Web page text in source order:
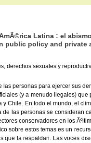
Latina : el
public policy and private
derechos sexuales y
personas para ejercer sus
(y a menudo ilegales)
Chile. En todo el mundo, el
las personas se
conservadores en los
sobre estos temas es un
la respaldan. Las voces